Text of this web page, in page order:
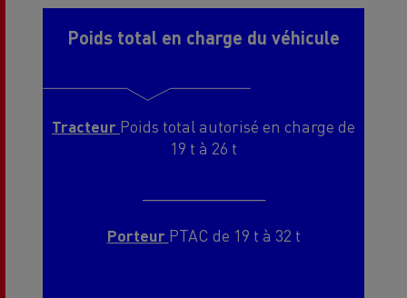
Poids total en charge du véhicule
Tracteur Poids total autorisé en charge de
19 t à 26 t
Porteur PTAC de 19 t à 32 t